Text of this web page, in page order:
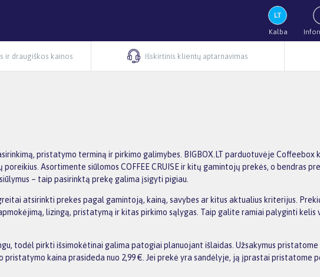
Kalba
ir draugiškos kainos Išskirtinis klientų aptarnavimas
pristatymo terminą ir pirkimo galimybes. BIGBOX.LT parduotuvėje
Asortimente siūlomos COFFEE CRUISE ir kitų gamintojų prekės, o bendras
– taip pasirinktą prekę galima įsigyti pigiau.
atsirinkti prekes pagal gamintoją, kainą, savybes ar kitus aktualius kriterijus.
lizingą, pristatymą ir kitas pirkimo sąlygas. Taip galite ramiai palyginti
todėl pirkti išsimokėtinai galima patogiai planuojant išlaidas. Užsakymus
kaina prasideda nuo 2,99 €. Jei prekė yra sandėlyje, ją įprastai pristatome